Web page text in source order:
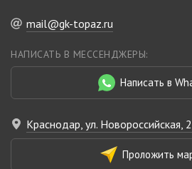
mail@gk-topaz.ru
НАПИСАТЬ В МЕССЕНДЖЕРЫ:
Написать в
Краснодар, ул. Новороссийская,
Проложить